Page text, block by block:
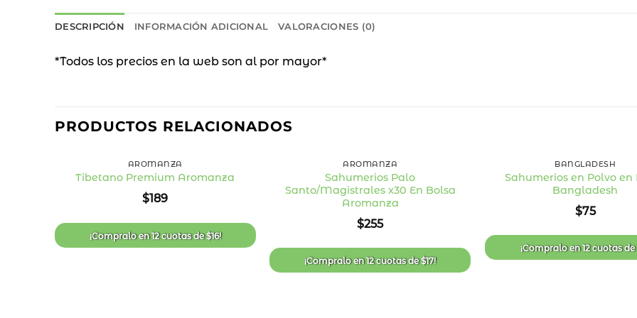
DESCRIPCIÓN INFORMACIÓN ADICIONAL VALORACIONES (0)
*Todos los precios en la web son al por mayor*
PRODUCTOS RELACIONADOS
de
deseos
AROMANZA
Tibetano Premium Aromanza
$189
¡Compralo en12 cuotasde$16!
Añadir
AROMANZA
Sahumerios Palo
Santo/Magistrales x30 En Bolsa
Aromanza
$255
¡Compralo en12 cuotasde$17!
BANGLADESH
Sahumerios en Polvo en
Bangladesh
$75
¡Compralo en12 cuotasde